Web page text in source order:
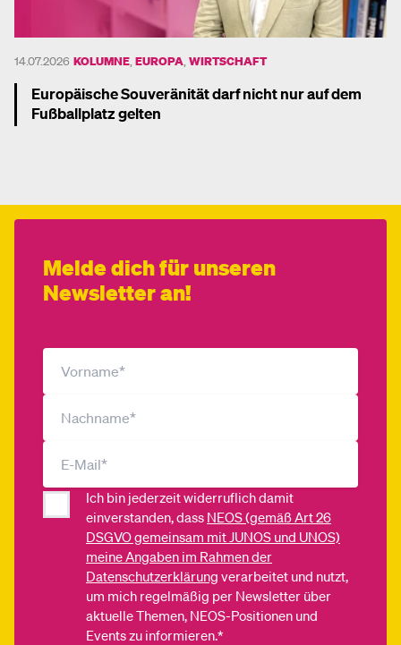
14.07.2026 KOLUMNE EUROPA WIRTSCHAFT
Europäische Souveränität darf nicht nur auf dem
Fußballplatz gelten
Melde dich für unseren
Newsletter an!
Ich bin jederzeit widerruflich damit
einverstanden, dass NEOS (gemäß Art 26
DSGVO gemeinsam mit JUNOS und UNOS)
meine Angaben im Rahmen der
Datenschutzerklärung verarbeitet und nutzt,
um mich regelmäßig per Newsletter über
aktuelle Themen, NEOS-Positionen und
Events zu informieren.*